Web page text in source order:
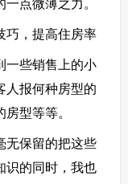
点微薄之力。
，提高住房率
些销售上的小
人报何种房型的
型等等。
保留的把这些
识的同时，我也